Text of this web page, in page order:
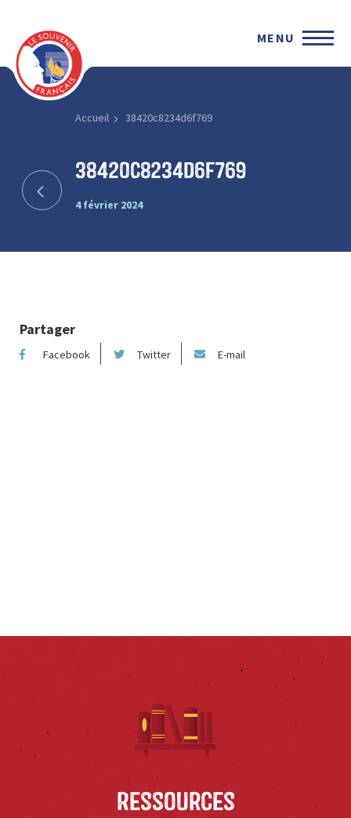
MENU
Accueil 38420c8234d6f769
38420c8234d6f769
4 février 2024
Partager
Facebook Twitter E-mail
Ressources